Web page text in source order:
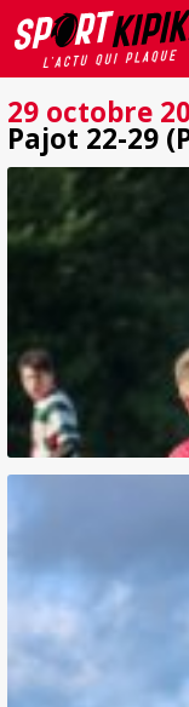
29 octobre
Pajot 22-29